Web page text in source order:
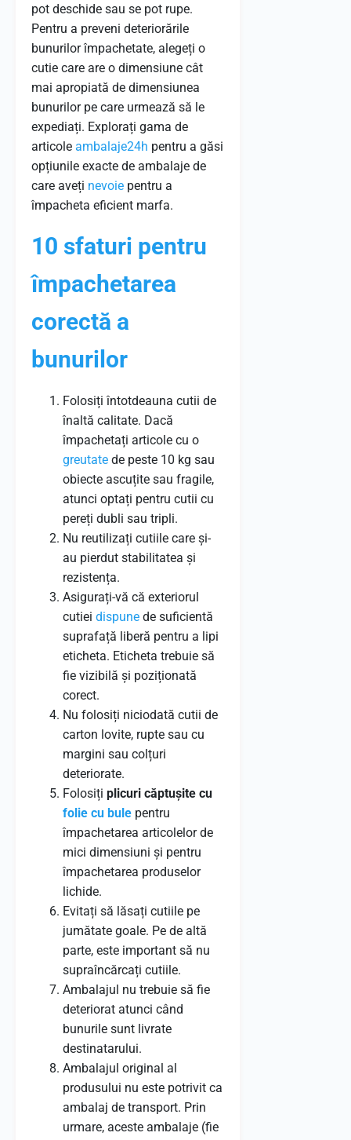
pot deschide sau se pot rupe.
Pentru a preveni deteriorările
bunurilor împachetate, alegeți o
cutie care are o dimensiune cât
mai apropiată de dimensiunea
bunurilor pe care urmează să le
expediați. Explorați gama de
articole ambalaje24h pentru a găsi
opțiunile exacte de ambalaje de
care aveți nevoie pentru a
împacheta eficient marfa.
10 sfaturi pentru
împachetarea
corectă a
bunurilor
Folosiți întotdeauna cutii de
înaltă calitate. Dacă
împachetați articole cu o
greutate de peste 10 kg sau
obiecte ascuțite sau fragile,
atunci optați pentru cutii cu
pereți dubli sau tripli.
Nu reutilizați cutiile care și-
au pierdut stabilitatea și
rezistența.
Asigurați-vă că exteriorul
cutiei dispune de suficientă
suprafață liberă pentru a lipi
eticheta. Eticheta trebuie să
fie vizibilă și poziționată
corect.
Nu folosiți niciodată cutii de
carton lovite, rupte sau cu
margini sau colțuri
deteriorate.
Folosiți plicuri căptușite cu
folie cu bule pentru
împachetarea articolelor de
mici dimensiuni și pentru
împachetarea produselor
lichide.
Evitați să lăsați cutiile pe
jumătate goale. Pe de altă
parte, este important să nu
supraîncărcați cutiile.
Ambalajul nu trebuie să fie
deteriorat atunci când
bunurile sunt livrate
destinatarului.
Ambalajul original al
produsului nu este potrivit ca
ambalaj de transport. Prin
urmare, aceste ambalaje (fie